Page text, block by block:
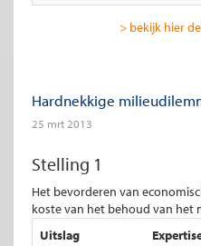
> bekijk hier
Hardnekkige
25 mrt 2013
Stelling 1
Het bevorderen van
koste van het behoud van het
Uitslag